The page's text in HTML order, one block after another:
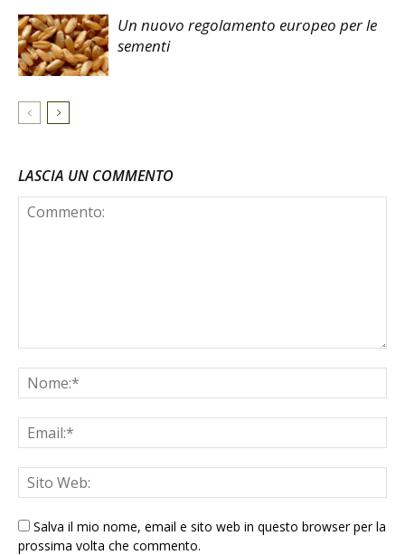
Un nuovo regolamento europeo per le
sementi
LASCIA UN COMMENTO
Salva il mio nome, email e sito web in questo browser per la
prossima volta che commento.